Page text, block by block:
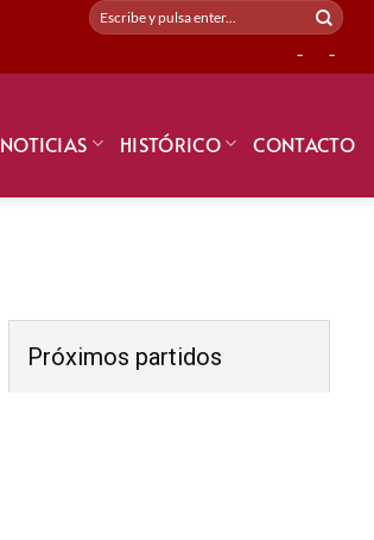
- -
NOTICIAS HISTÓRICO CONTACTO
Próximos partidos